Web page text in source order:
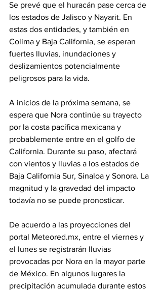
Se prevé que el huracán pase cerca de
los estados de Jalisco y Nayarit. En
estas dos entidades, y también en
Colima y Baja California, se esperan
fuertes lluvias, inundaciones y
deslizamientos potencialmente
peligrosos para la vida.
A inicios de la próxima semana, se
espera que Nora continúe su trayecto
por la costa pacífica mexicana y
probablemente entre en el golfo de
California. Durante su paso, afectará
con vientos y lluvias a los estados de
Baja California Sur, Sinaloa y Sonora. La
magnitud y la gravedad del impacto
todavía no se puede pronosticar.
De acuerdo a las proyecciones del
portal Meteored.mx, entre el viernes y
el lunes se registrarán lluvias
provocadas por Nora en la mayor parte
de México. En algunos lugares la
precipitación acumulada durante estos